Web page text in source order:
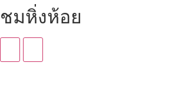
ชมหิ่งห้อย